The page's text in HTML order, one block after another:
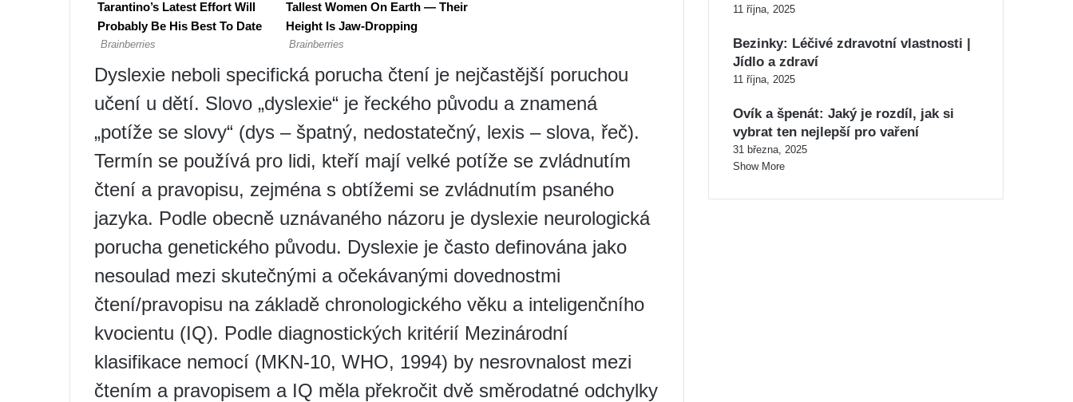
Dyslexie neboli specifická porucha čtení je nejčastější poruchou
učení u dětí. Slovo „dyslexie“ je řeckého původu a znamená
„potíže se slovy“ (dys – špatný, nedostatečný, lexis – slova, řeč).
Termín se používá pro lidi, kteří mají velké potíže se zvládnutím
čtení a pravopisu, zejména s obtížemi se zvládnutím psaného
jazyka. Podle obecně uznávaného názoru je dyslexie neurologická
porucha genetického původu. Dyslexie je často definována jako
nesoulad mezi skutečnými a očekávanými dovednostmi
čtení/pravopisu na základě chronologického věku a inteligenčního
kvocientu (IQ). Podle diagnostických kritérií Mezinárodní
klasifikace nemocí (MKN-10, WHO, 1994) by nesrovnalost mezi
čtením a pravopisem a IQ měla překročit dvě směrodatné odchylky
11 října, 2025
Bezinky: Léčivé zdravotní vlastnosti |
Jídlo a zdraví
11 října, 2025
Ovík a špenát: Jaký je rozdíl, jak si
vybrat ten nejlepší pro vaření
31 března, 2025
Show More